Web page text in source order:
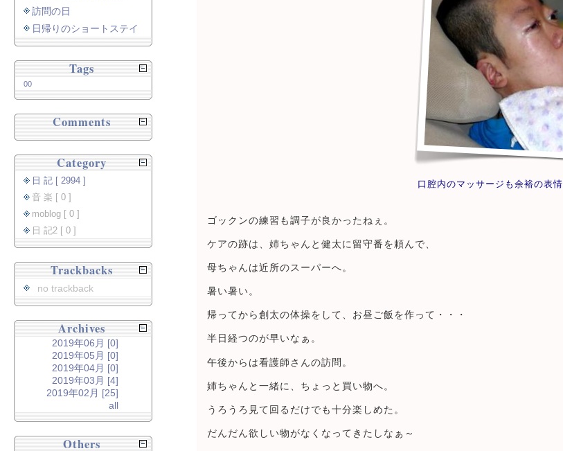
口腔内のマッサージも余裕の表情
ゴックンの練習も調子が良かったねぇ。
ケアの跡は、姉ちゃんと健太に留守番を頼んで、
母ちゃんは近所のスーパーへ。
暑い暑い。
帰ってから創太の体操をして、お昼ご飯を作って・・・
半日経つのが早いなぁ。
午後からは看護師さんの訪問。
姉ちゃんと一緒に、ちょっと買い物へ。
うろうろ見て回るだけでも十分楽しめた。
だんだん欲しい物がなくなってきたしなぁ～
訪問の日
日帰りのショートステイ
Tags
00
Comments
Category
日 記 [ 2994 ]
音 楽 [ 0 ]
moblog [ 0 ]
日 記2 [ 0 ]
Trackbacks
no trackback
Archives
2019年06月 [0]
2019年05月 [0]
2019年04月 [0]
2019年03月 [4]
2019年02月 [25]
all
Others